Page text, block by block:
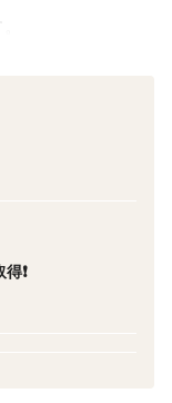
。
カルパッチョや
りもします。
ムしか食べない
で有機JAS認証
❗️